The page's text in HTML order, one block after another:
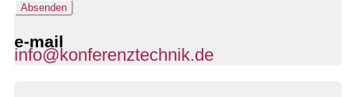
Absenden
e-mail
info@konferenztechnik.de